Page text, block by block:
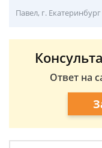
Павел, г. Екатеринбург
Ответ на